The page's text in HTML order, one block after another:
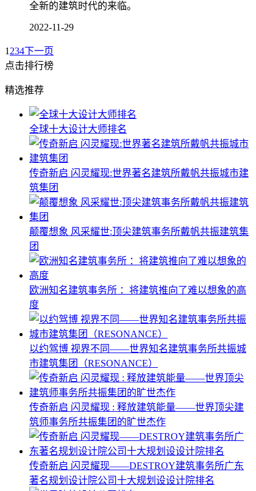
全新的建筑时代的来临。
2022-11-29
1 234下一页
点击排行榜
精选推荐
全球十大设计大师排名
传奇新启 闪灵耀现:世界著名建筑所戴帆共振城市建
筑集团
颠覆想象 风采耀世:顶尖建筑事务所戴帆共振建筑集
团
欧洲知名建筑事务所 ：将建筑推向了难以想象的高
度
以约驾博 视界不同——世界知名建筑事务所共振城
市建筑集团（RESONANCE）
传奇新启 闪灵耀现 : 释放建筑能量——世界顶尖建
筑师事务所共振集团的旷世杰作
传奇新启 闪灵耀现——DESTROY建筑事务所广东
著名规划设计院公司十大规划设设计院排名